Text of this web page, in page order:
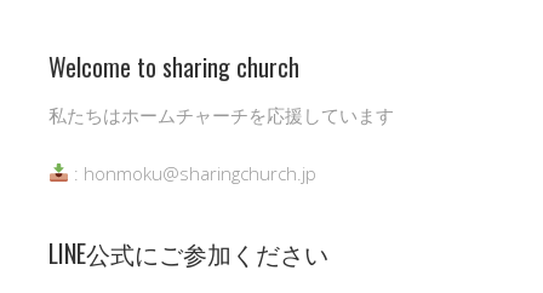
Welcome to sharing church
私たちはホームチャーチを応援しています
: honmoku@sharingchurch.jp
LINE公式にご参加ください